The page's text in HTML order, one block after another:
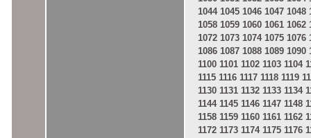
1044 1045 1046 1047 1048
1058 1059 1060 1061 1062
1072 1073 1074 1075 1076
1086 1087 1088 1089 1090
1100 1101 1102 1103 1104
1115 1116 1117 1118 1119
1130 1131 1132 1133 1134
1144 1145 1146 1147 1148
1158 1159 1160 1161 1162
1172 1173 1174 1175 1176